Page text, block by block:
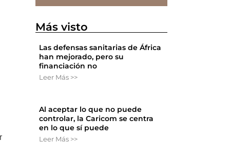
Más visto
Las defensas sanitarias de África
han mejorado, pero su
financiación no
Leer Más >>
Al aceptar lo que no puede
controlar, la Caricom se centra
en lo que sí puede
Leer Más >>